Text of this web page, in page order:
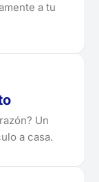
a tu
Un
a casa.